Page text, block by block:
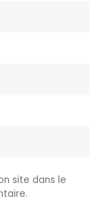
site dans le